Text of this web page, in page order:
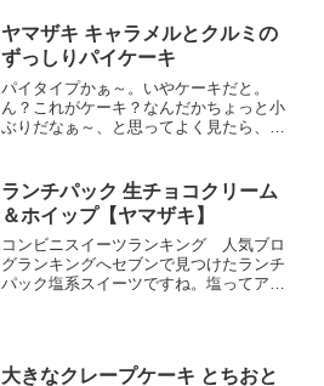
ヤマザキ キャラメルとクルミの
ずっしりパイケーキ
パイタイプかぁ～。いやケーキだと。
ん？これがケーキ？なんだかちょっと小
ぶりだなぁ～、と思ってよく見たら、結
ない手はないなと思って購入です。糖質
高い！カロリーもそこそこあ...
ランチパック 生チョコクリーム
＆ホイップ【ヤマザキ】
コンビニスイーツランキング 人気ブロ
グランキングへセブンで見つけたランチ
パック塩系スイーツですね。塩ってアル
ルベンザルツ岩塩かぁ...
大きなクレープケーキ とちおと